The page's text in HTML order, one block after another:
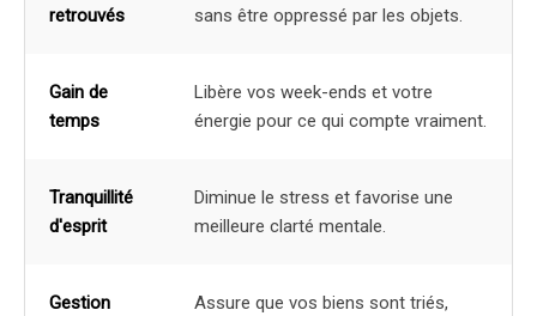
retrouvés
sans être oppressé par les objets.
Gain de
temps
Libère vos week-ends et votre
énergie pour ce qui compte vraiment.
Tranquillité
d'esprit
Diminue le stress et favorise une
meilleure clarté mentale.
Gestion
Assure que vos biens sont triés,